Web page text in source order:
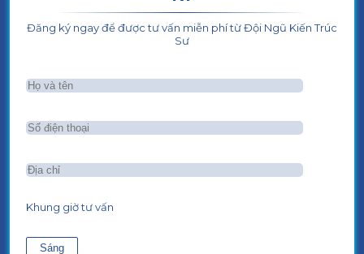
Đăng ký ngay để được tư vấn miễn phí từ Đội Ngũ Kiến Trúc
Sư
Khung giờ tư vấn
Sáng